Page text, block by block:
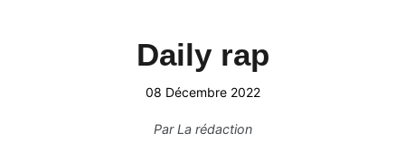
Daily rap
08 Décembre 2022
ParLa rédaction